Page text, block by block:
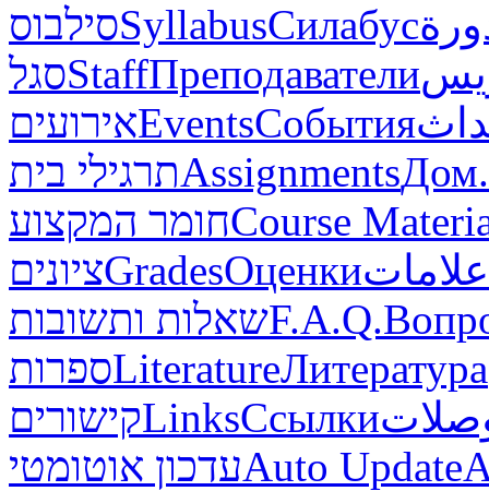
סילבוסSyllabusСилабус
סגלStaffПреподаватели
אירועיםEventsСобытия
תרגילי ביתAssignmentsДом.
חומר המקצועCourse
ציוניםGradesОценкиعلامات
שאלות ותשובותF.A.Q.
ספרותLiteratureЛитература
קישוריםLinksСсылки
עדכון אוטומטיAuto Update